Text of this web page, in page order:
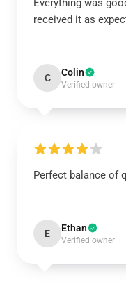
Everything was
received it as
C Colin
Verified owner
Perfect balance of
E Ethan
Verified owner